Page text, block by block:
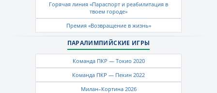
Горячая линия «Параспорт и реабилитация в
твоем городе»
Премия «Возвращение в жизнь»
ПАРАЛИМПИЙСКИЕ ИГРЫ
Команда ПКР — Токио 2020
Команда ПКР — Пекин 2022
Милан–Кортина 2026